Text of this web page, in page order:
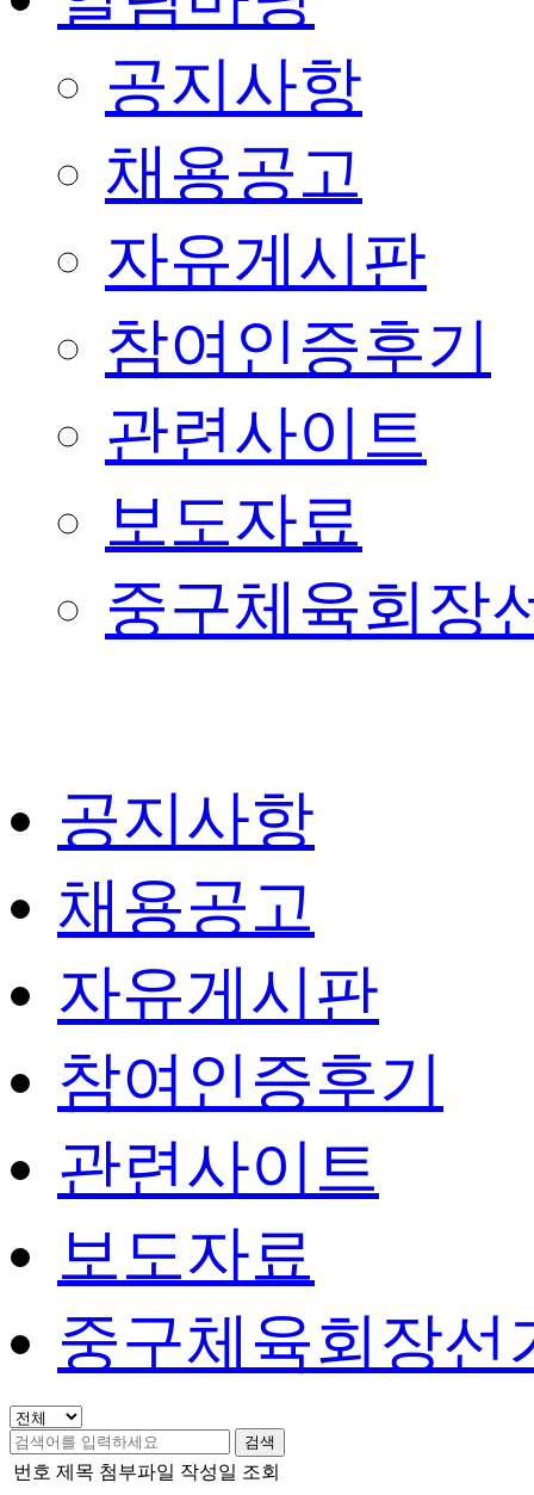
공지사항
채용공고
자유게시판
참여인증후기
관련사이트
보도자료
중구체육회장
공지사항
채용공고
자유게시판
참여인증후기
관련사이트
보도자료
중구체육회장선
검색
번호 제목 첨부파일 작성일 조회